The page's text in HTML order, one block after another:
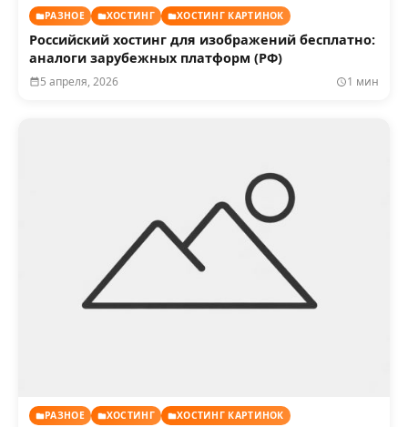
РАЗНОЕ ХОСТИНГ ХОСТИНГ КАРТИНОК
Российский хостинг для изображений бесплатно:
аналоги зарубежных платформ (РФ)
5 апреля, 2026 1 мин
РАЗНОЕ ХОСТИНГ ХОСТИНГ КАРТИНОК